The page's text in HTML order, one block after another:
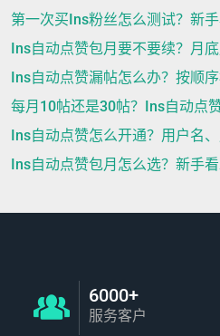
第一次买Ins粉丝怎么测试？新
Ins自动点赞包月要不要续？月
Ins自动点赞漏帖怎么办？按顺
每月10帖还是30帖？Ins自动点
Ins自动点赞怎么开通？用户名
Ins自动点赞包月怎么选？新手
6000+
服务客户